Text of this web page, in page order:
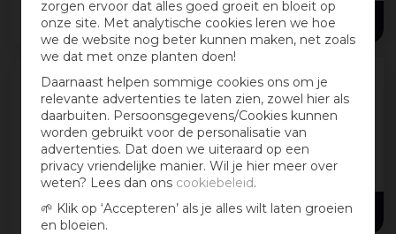
zorgen ervoor dat alles goed groeit en bloeit op
onze site. Met analytische cookies leren we hoe
we de website nog beter kunnen maken, net zoals
we dat met onze planten doen!
Daarnaast helpen sommige cookies ons om je
relevante advertenties te laten zien, zowel hier als
daarbuiten. Persoonsgegevens/Cookies kunnen
worden gebruikt voor de personalisatie van
advertenties. Dat doen we uiteraard op een
privacy vriendelijke manier. Wil je hier meer over
weten? Lees dan ons cookiebeleid.
🌱 Klik op ‘Accepteren’ als je alles wilt laten groeien
en bloeien.
voor
15,79
Hermadix Pre-activ impraline mat 750
ml kleurloos
Impraline Pre-Activ wordt toegepast speciaal
voor het impregneren
(voorbehandelingmiddel) van zachte
houtsoorten zoals vuren en grenen. Zoals op
kozijnen, deuren, rabat...
14,99